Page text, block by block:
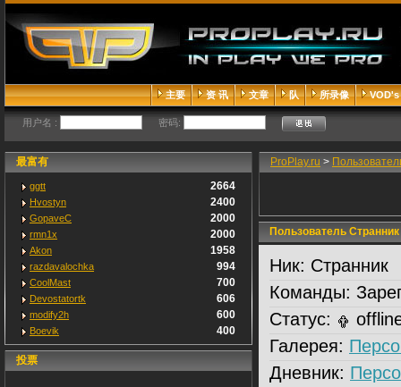
主要 资 讯 文章 队 所录像 VOD's
用户名 : 密码:
最富有
ggtt 2664
Hvostyn 2400
GopaveC 2000
rmn1x 2000
Akon 1958
razdavalochka 994
CoolMast 700
Devostatortk 606
modify2h 600
Boevik 400
投票
ProPlay.ru >
Пользователь Странник
Ник: Странник
Команды:
Статус:
Галерея:
Дневник: